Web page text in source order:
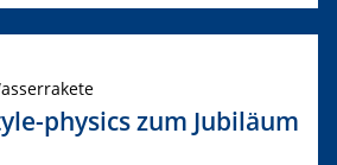
physics zum Jubiläum